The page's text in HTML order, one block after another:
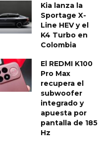
Kia lanza la
Sportage X-
Line HEV y el
K4 Turbo en
Colombia
El REDMI K100
Pro Max
recupera el
subwoofer
integrado y
apuesta por
pantalla de 185
Hz